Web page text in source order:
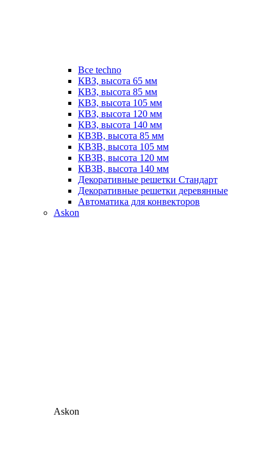
Все techno
КВЗ, высота 65 мм
КВЗ, высота 85 мм
КВЗ, высота 105 мм
КВЗ, высота 120 мм
КВЗ, высота 140 мм
КВЗВ, высота 85 мм
КВЗВ, высота 105 мм
КВЗВ, высота 120 мм
КВЗВ, высота 140 мм
Декоративные решетки Стандарт
Декоративные решетки деревянные
Автоматика для конвекторов
Askon
Askon